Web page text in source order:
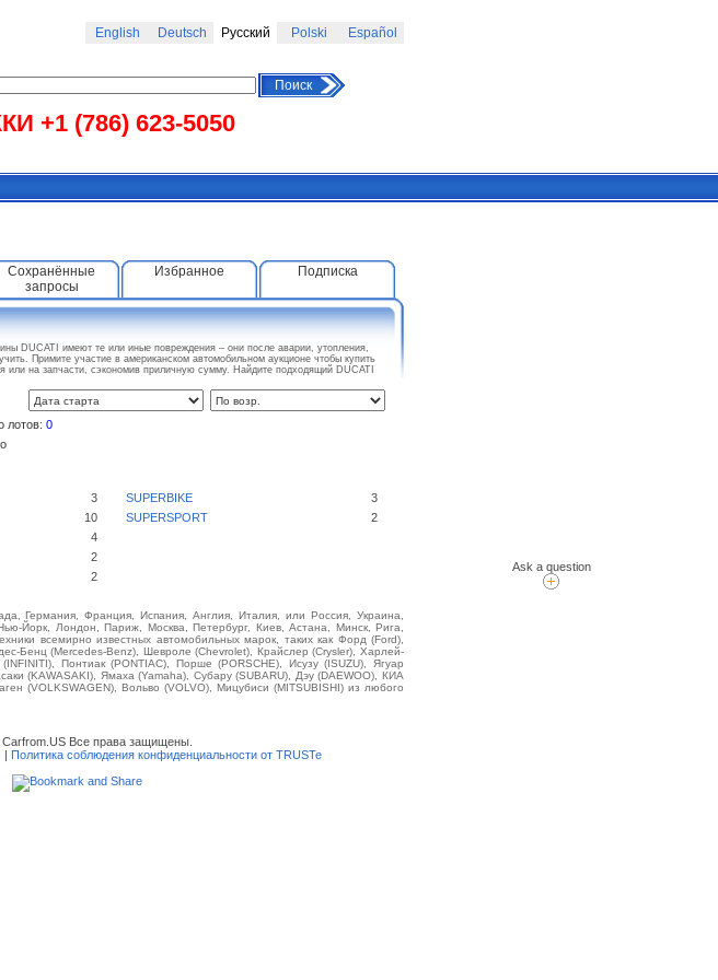
Ask a question
English Deutsch Русский Polski Español
(786) 623-5050
Поиск
Сохранённые
запросы
Избранное Подписка
DUCATI имеют те или иные повреждения – они после аварии, утопления,
Примите участие в американском автомобильном аукционе чтобы купить
на запчасти, сэкономив приличную сумму. Найдите подходящий DUCATI
лотов: 0
3 SUPERBIKE
3
10 SUPERSPORT
2
4
2
2
Германия, Франция, Испания, Англия, Италия, или Россия, Украина,
Йорк, Лондон, Париж, Москва, Петербург, Киев, Астана, Минск, Рига,
всемирно известных автомобильных марок, таких как Форд (Ford),
Бенц (Mercedes-Benz), Шевроле (Chevrolet), Крайслер (Crysler), Харлей-
Понтиак (PONTIAC), Порше (PORSCHE), Исузу (ISUZU), Ягуар
(KAWASAKI), Ямаха (Yamaha), Субару (SUBARU), Дэу (DAEWOO), КИА
(VOLKSWAGEN), Вольво (VOLVO), Мицубиси (MITSUBISHI) из любого
Все права защищены.
| Политика соблюдения конфиденциальности от TRUSTe